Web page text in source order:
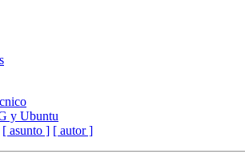
y Ubuntu
[ asunto ] [ autor ]